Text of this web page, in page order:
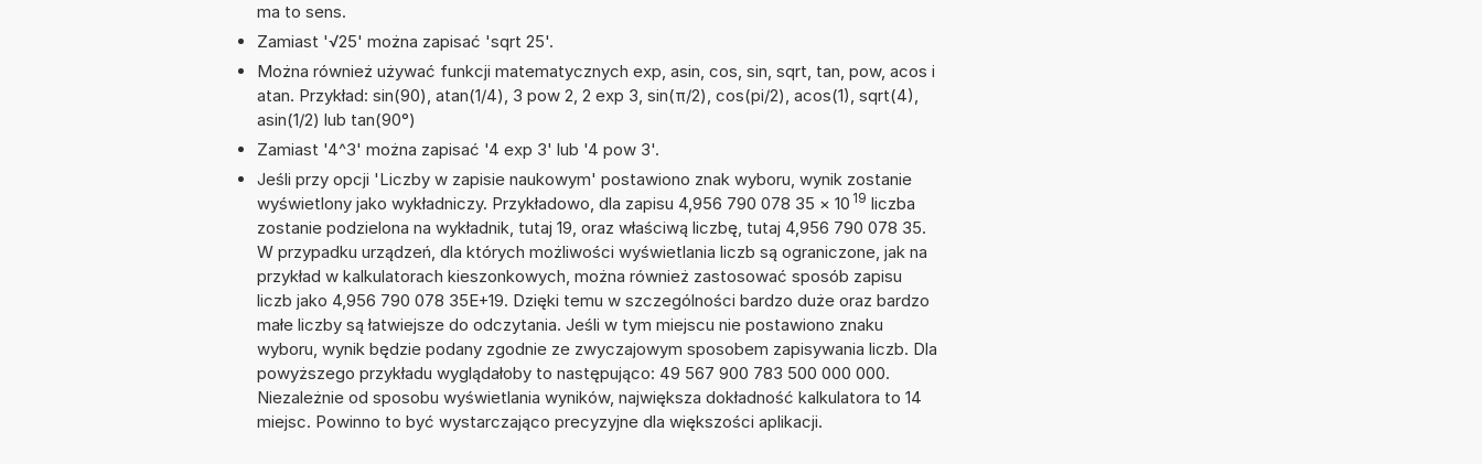
ma to sens.
Zamiast '√25' można zapisać 'sqrt 25'.
Można również używać funkcji matematycznych exp, asin, cos, sin, sqrt, tan, pow, acos i
atan. Przykład: sin(90), atan(1/4), 3 pow 2, 2 exp 3, sin(π/2), cos(pi/2), acos(1), sqrt(4),
asin(1/2) lub tan(90°)
Zamiast '4^3' można zapisać '4 exp 3' lub '4 pow 3'.
Jeśli przy opcji 'Liczby w zapisie naukowym' postawiono znak wyboru, wynik zostanie
wyświetlony jako wykładniczy. Przykładowo, dla zapisu 4,956 790 078 35 × 10 19 liczba
zostanie podzielona na wykładnik, tutaj 19, oraz właściwą liczbę, tutaj 4,956 790 078 35.
W przypadku urządzeń, dla których możliwości wyświetlania liczb są ograniczone, jak na
przykład w kalkulatorach kieszonkowych, można również zastosować sposób zapisu
liczb jako 4,956 790 078 35E+19. Dzięki temu w szczególności bardzo duże oraz bardzo
małe liczby są łatwiejsze do odczytania. Jeśli w tym miejscu nie postawiono znaku
wyboru, wynik będzie podany zgodnie ze zwyczajowym sposobem zapisywania liczb. Dla
powyższego przykładu wyglądałoby to następująco: 49 567 900 783 500 000 000.
Niezależnie od sposobu wyświetlania wyników, największa dokładność kalkulatora to 14
miejsc. Powinno to być wystarczająco precyzyjne dla większości aplikacji.